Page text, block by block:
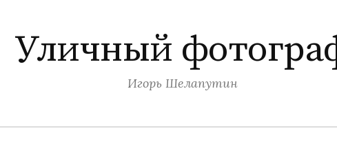
Уличный
Игорь Шелапутин